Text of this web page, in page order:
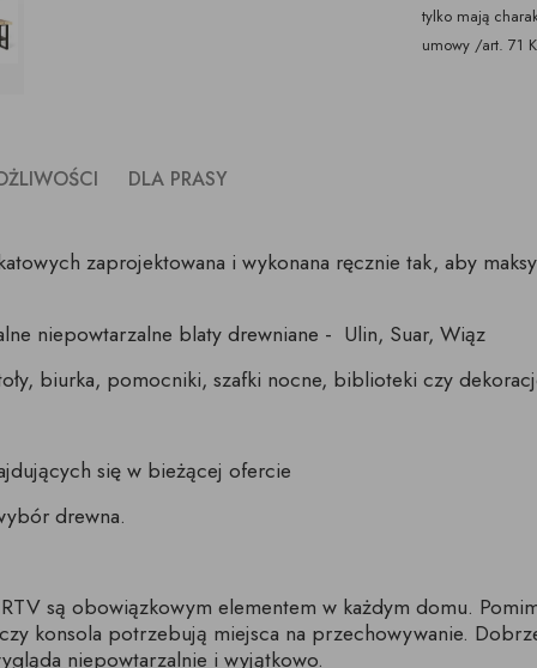
tylko mają
umowy /art. 71
DLA PRASY
zaprojektowana i wykonana ręcznie tak, aby
niepowtarzalne blaty drewniane - Ulin, Suar, Wiąz
biurka, pomocniki, szafki nocne, biblioteki czy
się w bieżącej ofercie
drewna.
są obowiązkowym elementem w każdym domu.
konsola potrzebują miejsca na przechowywanie.
niepowtarzalnie i wyjątkowo.